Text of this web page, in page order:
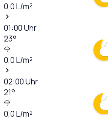
0,0L/m²
01:00Uhr
23°
0,0L/m²
02:00Uhr
21°
0,0L/m²